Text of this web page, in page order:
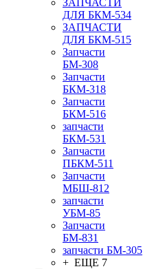
ЗАПЧАСТИ
ДЛЯ БКМ-534
ЗАПЧАСТИ
ДЛЯ БКМ-515
Запчасти
БМ-308
Запчасти
БКМ-318
Запчасти
БКМ-516
запчасти
БКМ-531
Запчасти
ПБКМ-511
Запчасти
МБШ-812
запчасти
УБМ-85
Запчасти
БМ-831
запчасти БМ-305
+ ЕЩЕ 7